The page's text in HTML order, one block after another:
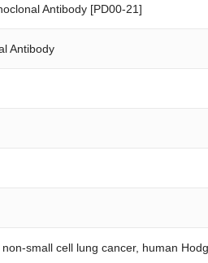
Antibody [PD00-21]
Antibody
small cell lung cancer, human